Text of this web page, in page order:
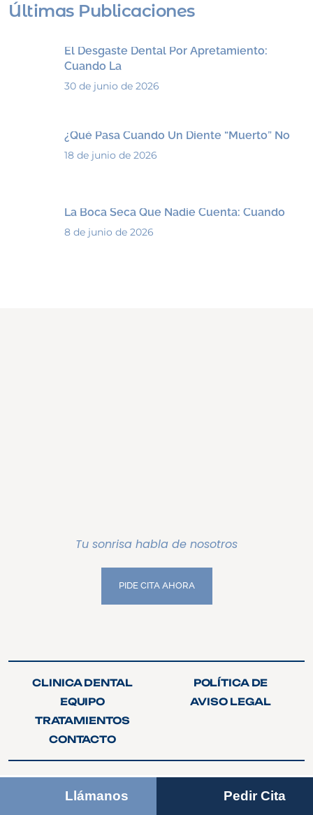
Últimas Publicaciones
El Desgaste Dental Por Apretamiento:
Cuando La
30 de junio de 2026
¿Qué Pasa Cuando Un Diente “muerto” No
18 de junio de 2026
La Boca Seca Que Nadie Cuenta: Cuando
8 de junio de 2026
Tu sonrisa habla de nosotros
PIDE CITA AHORA
CLINICA DENTAL
EQUIPO
TRATAMIENTOS
CONTACTO
POLÍTICA DE
PRIVACIDAD
AVISO LEGAL
Copyright © 2026
Clínica Dental Crespo
Llámanos Pedir Cita